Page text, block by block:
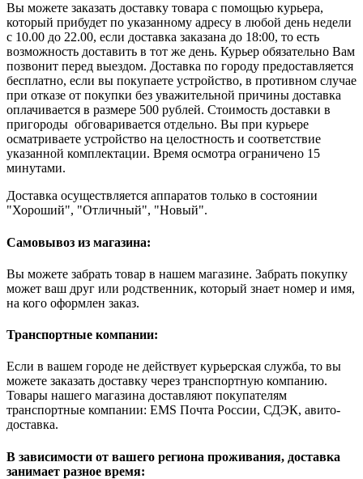
Вы можете заказать доставку товара с помощью курьера,
который прибудет по указанному адресу в любой день недели
с 10.00 до 22.00, если доставка заказана до 18:00, то есть
возможность доставить в тот же день. Курьер обязательно Вам
позвонит перед выездом. Доставка по городу предоставляется
бесплатно, если вы покупаете устройство, в противном случае
при отказе от покупки без уважительной причины доставка
оплачивается в размере 500 рублей. Стоимость доставки в
пригороды обговаривается отдельно. Вы при курьере
осматриваете устройство на целостность и соответствие
указанной комплектации. Время осмотра ограничено 15
минутами.
Доставка осуществляется аппаратов только в состоянии
"Хороший", "Отличный", "Новый".
Самовывоз из магазина:
Вы можете забрать товар в нашем магазине. Забрать покупку
может ваш друг или родственник, который знает номер и имя,
на кого оформлен заказ.
Транспортные компании:
Если в вашем городе не действует курьерская служба, то вы
можете заказать доставку через транспортную компанию.
Товары нашего магазина доставляют покупателям
транспортные компании: EMS Почта России, СДЭК, авито-
доставка.
В зависимости от вашего региона проживания, доставка
занимает разное время: